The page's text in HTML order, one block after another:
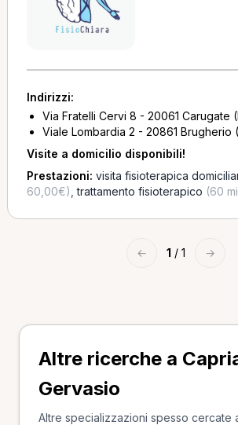
Indirizzi:
Via Fratelli Cervi 8 - 20061 Carugate
Viale Lombardia 2 - 20861 Brugherio
Visite a domicilio disponibili!
Prestazioni: visita fisioterapica
60,00€) ,trattamento fisioterapico (60
← 1 / 1 →
Altre ricerche a
Gervasio
Altre specializzazioni spesso cercate